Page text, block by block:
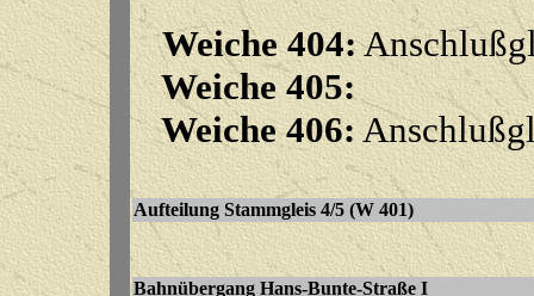
Weiche 404:
Weiche 405:
Weiche 406:
Aufteilung Stammgleis 4/5 (W 401)
Bahnübergang Hans-Bunte-Straße I